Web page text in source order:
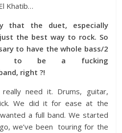
Khatib…
that the duet, especially
the best way to rock. So
to have the whole bass/2
to be a fucking
right ?!
really need it. Drums, guitar,
We did it for ease at the
a full band. We started
we’ve been touring for the